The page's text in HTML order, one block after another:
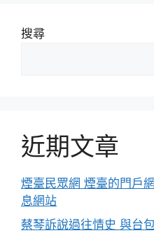
搜尋
近期文章
煙臺民眾網 煙臺的門戶
息網站
蔡琴訴說過往情史 與台